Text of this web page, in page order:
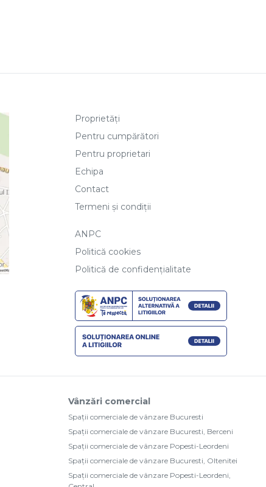
Proprietăți
Pentru cumpărători
Pentru proprietari
Echipa
Contact
Termeni și condiții
ANPC
Politică cookies
Politică de confidențialitate
Vânzări comercial
Spații comerciale de vânzare Bucuresti
Spații comerciale de vânzare Bucuresti, Berceni
Spații comerciale de vânzare Popesti-Leordeni
Spații comerciale de vânzare Bucuresti, Oltenitei
Spații comerciale de vânzare Popesti-Leordeni,